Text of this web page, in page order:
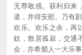
无尊敬感。获利归来
遣，并得安慰。乃有
欢乐。欢乐之余，再
奴，散居孤寂，交通
会，亦希腊人一大乐